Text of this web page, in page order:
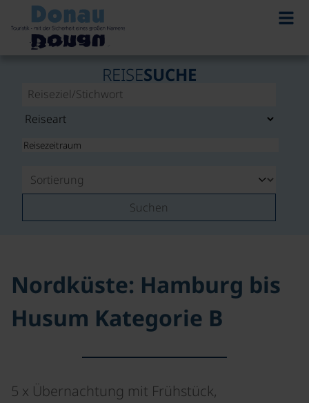
REISESUCHE
Suchen
Nordküste: Hamburg bis
Husum Kategorie B
5 x Übernachtung mit Frühstück,